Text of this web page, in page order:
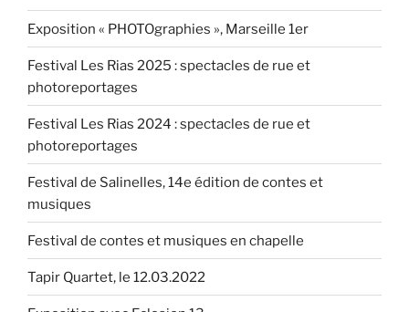
Kodäma,
le
10.2.2018 »
Exposition « PHOTOgraphies », Marseille 1er
Festival Les Rias 2025 : spectacles de rue et
photoreportages
Festival Les Rias 2024 : spectacles de rue et
photoreportages
Festival de Salinelles, 14e édition de contes et
musiques
Festival de contes et musiques en chapelle
Tapir Quartet, le 12.03.2022